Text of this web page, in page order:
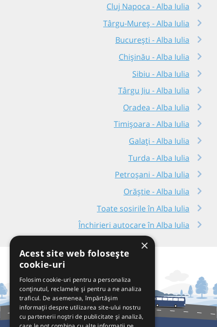
Cluj Napoca - Alba Iulia
Târgu-Mureș - Alba Iulia
București - Alba Iulia
Chișinău - Alba Iulia
Sibiu - Alba Iulia
Târgu Jiu - Alba Iulia
Oradea - Alba Iulia
Timișoara - Alba Iulia
Galați - Alba Iulia
Turda - Alba Iulia
Petroșani - Alba Iulia
Orăștie - Alba Iulia
Toate sosirile în Alba Iulia
Închirieri autocare în Alba Iulia
×
Acest site web folosește
cookie-uri
Folosim cookie-uri pentru a personaliza
conținutul, reclamele și pentru a ne analiza
traficul. De asemenea, împărtășim
informații despre utilizarea site-ului nostru
cu partenerii noștri de publicitate și analiză,